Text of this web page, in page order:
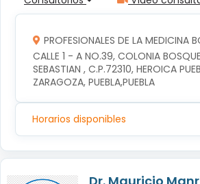
PROFESIONALES DE LA MEDICINA
CALLE 1 - A NO.39, COLONIA
SEBASTIAN , C.P.72310, HEROICA
ZARAGOZA, PUEBLA,PUEBLA
Horarios disponibles